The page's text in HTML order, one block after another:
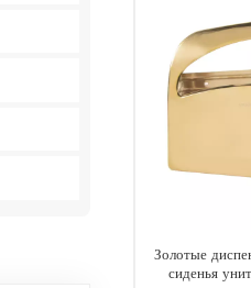
Золотые
сиденья